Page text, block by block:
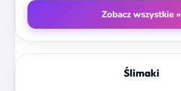
Zobacz wszystkie »
Ślimaki